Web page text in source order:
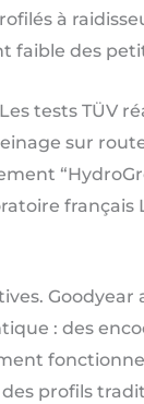
à
faible des
tests TÜV
sur
Goodyear
: des
profils